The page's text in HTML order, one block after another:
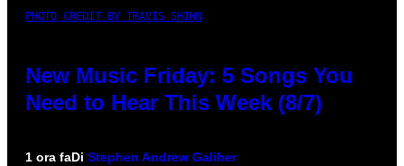
PHOTO CREDIT BY TRAVIS SHINN
New Music Friday: 5 Songs You
Need to Hear This Week (8/7)
1 ora faDi Stephen Andrew Galiher